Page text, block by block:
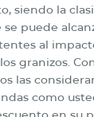
siendo la
puede
al
granizos.
las
como